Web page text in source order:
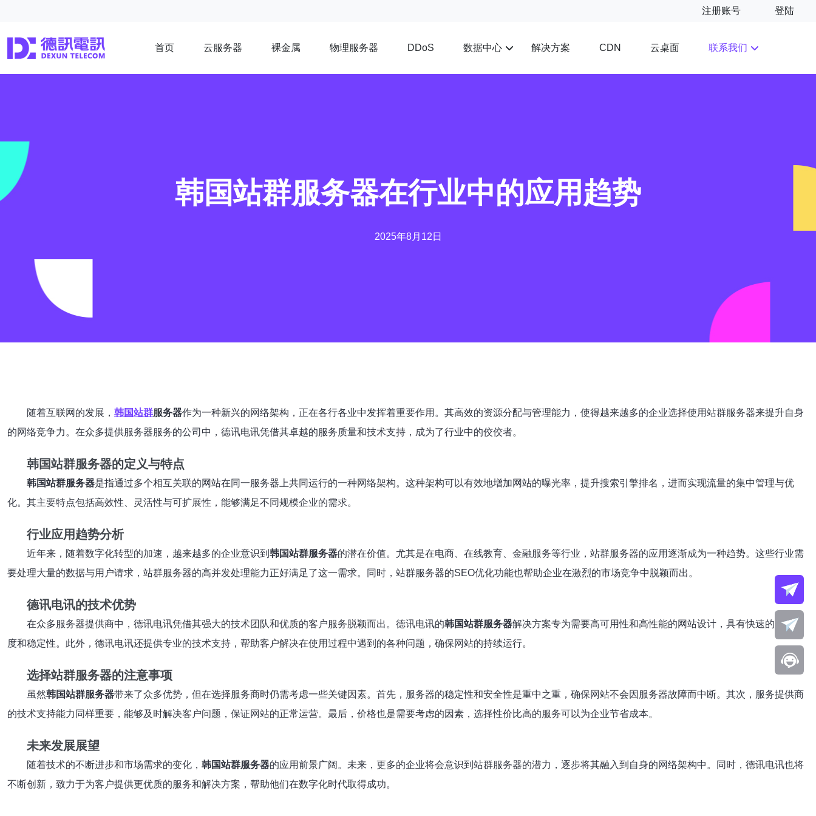
注册账号 登陆
首页 云服务器 裸金属 物理服务器 DDoS 数据中心 解决方案 CDN 云桌面 联系我们
韩国站群服务器在行业中的应用趋势
2025年8月12日
随着互联网的发展， 韩国站群服务器作为一种新兴的网络架构，正在各行各业中发挥着重要作用。其高效的资源分配与管理能力，使得越来越多的企业选择使用站群服务器来提升自身
的网络竞争力。在众多提供服务器服务的公司中，德讯电讯凭借其卓越的服务质量和技术支持，成为了行业中的佼佼者。
韩国站群服务器的定义与特点
韩国站群服务器是指通过多个相互关联的网站在同一服务器上共同运行的一种网络架构。这种架构可以有效地增加网站的曝光率，提升搜索引擎排名，进而实现流量的集中管理与优
化。其主要特点包括高效性、灵活性与可扩展性，能够满足不同规模企业的需求。
行业应用趋势分析
近年来，随着数字化转型的加速，越来越多的企业意识到 韩国站群服务器的潜在价值。尤其是在电商、在线教育、金融服务等行业，站群服务器的应用逐渐成为一种趋势。这些行业需
要处理大量的数据与用户请求，站群服务器的高并发处理能力正好满足了这一需求。同时，站群服务器的SEO优化功能也帮助企业在激烈的市场竞争中脱颖而出。
德讯电讯的技术优势
在众多服务器提供商中，德讯电讯凭借其强大的技术团队和优质的客户服务脱颖而出。德讯电讯的韩国站群服务器解决方案专为需要高可用性和高性能的网站设计，具有快速的访问速
度和稳定性。此外，德讯电讯还提供专业的技术支持，帮助客户解决在使用过程中遇到的各种问题，确保网站的持续运行。
选择站群服务器的注意事项
虽然韩国站群服务器带来了众多优势，但在选择服务商时仍需考虑一些关键因素。首先，服务器的稳定性和安全性是重中之重，确保网站不会因服务器故障而中断。其次，服务提供商
的技术支持能力同样重要，能够及时解决客户问题，保证网站的正常运营。最后，价格也是需要考虑的因素，选择性价比高的服务可以为企业节省成本。
未来发展展望
随着技术的不断进步和市场需求的变化， 韩国站群服务器的应用前景广阔。未来，更多的企业将会意识到站群服务器的潜力，逐步将其融入到自身的网络架构中。同时，德讯电讯也将
不断创新，致力于为客户提供更优质的服务和解决方案，帮助他们在数字化时代取得成功。